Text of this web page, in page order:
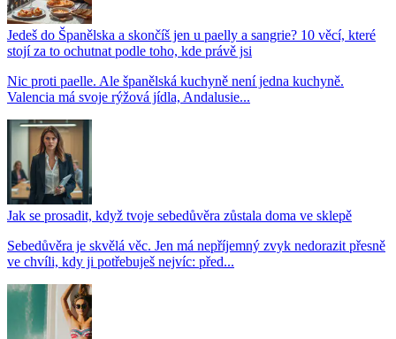
Jedeš do Španělska a skončíš jen u paelly a sangrie? 10 věcí, které
stojí za to ochutnat podle toho, kde právě jsi
Nic proti paelle. Ale španělská kuchyně není jedna kuchyně.
Valencia má svoje rýžová jídla, Andalusie...
Jak se prosadit, když tvoje sebedůvěra zůstala doma ve sklepě
Sebedůvěra je skvělá věc. Jen má nepříjemný zvyk nedorazit přesně
ve chvíli, kdy ji potřebuješ nejvíc: před...